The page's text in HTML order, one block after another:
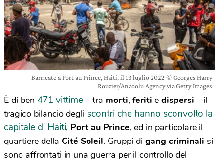
Barricate a Port au Prince, Haiti, il 13 luglio 2022 © Georges Harry
Rouzier/Anadolu Agency via Getty Images
È di ben 471 vittime – tra morti, feriti e dispersi – il
tragico bilancio degli scontri che hanno sconvolto la
capitale di Haiti, Port au Prince, ed in particolare il
quartiere della Cité Soleil. Gruppi di gang criminali si
sono affrontati in una guerra per il controllo del